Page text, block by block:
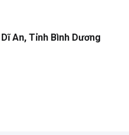
An, Tỉnh Bình Dương